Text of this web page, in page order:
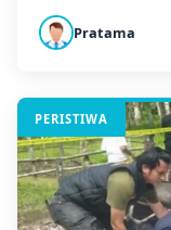
Pratama
PERISTIWA